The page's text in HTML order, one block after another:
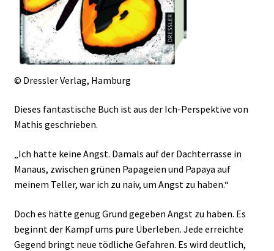
© Dressler Verlag, Hamburg
Dieses fantastische Buch ist aus der Ich-Perspektive von
Mathis geschrieben.
„Ich hatte keine Angst. Damals auf der Dachterrasse in
Manaus, zwischen grünen Papageien und Papaya auf
meinem Teller, war ich zu naiv, um Angst zu haben.“
Doch es hätte genug Grund gegeben Angst zu haben. Es
beginnt der Kampf ums pure Überleben. Jede erreichte
Gegend bringt neue tödliche Gefahren. Es wird deutlich,